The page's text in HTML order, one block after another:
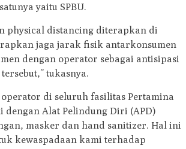
yaitu SPBU.
physical distancing diterapkan di
jaga jarak fisik antarkonsumen
dengan operator sebagai antisipasi
tukasnya.
di seluruh fasilitas Pertamina
dengan Alat Pelindung Diri (APD)
masker dan hand sanitizer. Hal ini
kewaspadaan kami terhadap